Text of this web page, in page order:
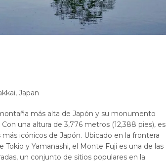
Japan
más alta de Japón y su monumento
una altura de 3,776 metros (12,388 pies), es
icónicos de Japón. Ubicado en la frontera
Tokio y Yamanashi, el Monte Fuji es una de las
un conjunto de sitios populares en la